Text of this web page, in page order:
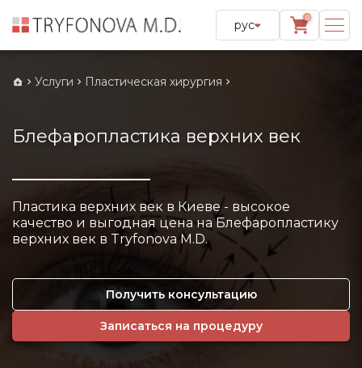
рус
0
Услуги Пластическая хирургия
Блефаропластика верхних век
Пластика верхних век в Киеве - высокое
качество и выгодная цена на Блефаропластику
верхних век в Tryfonova M.D.
Получить консультацию
Записаться на процедуру